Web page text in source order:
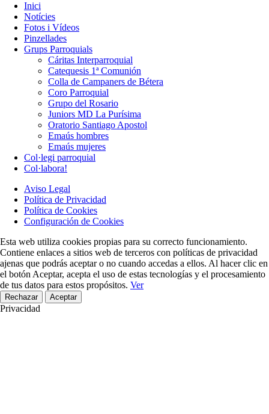
Inici
Notícies
Fotos i Vídeos
Pinzellades
Grups Parroquials
Cáritas Interparroquial
Catequesis 1ª Comunión
Colla de Campaners de Bétera
Coro Parroquial
Grupo del Rosario
Juniors MD La Purísima
Oratorio Santiago Apostol
Emaús hombres
Emaús mujeres
Col·legi parroquial
Col·labora!
Aviso Legal
Política de Privacidad
Política de Cookies
Configuración de Cookies
Esta web utiliza cookies propias para su correcto funcionamiento.
Contiene enlaces a sitios web de terceros con políticas de privacidad
ajenas que podrás aceptar o no cuando accedas a ellos. Al hacer clic en
el botón Aceptar, acepta el uso de estas tecnologías y el procesamiento
de tus datos para estos propósitos. Ver
Rechazar Aceptar
Privacidad